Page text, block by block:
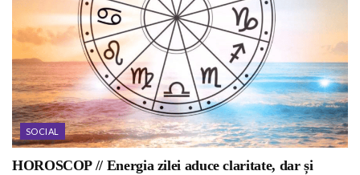
SOCIAL
HOROSCOP // Energia zilei aduce claritate, dar și